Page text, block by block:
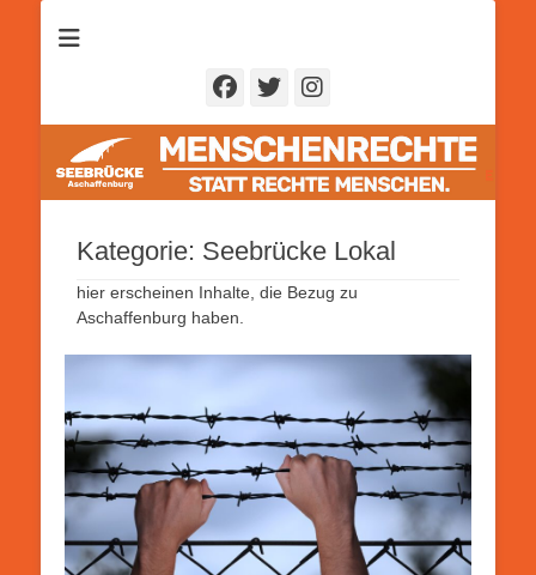
Facebook
Twitter
Instagram
Kategorie: Seebrücke Lokal
hier erscheinen Inhalte, die Bezug zu
Aschaffenburg haben.